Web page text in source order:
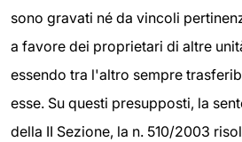
sono gravati né da vincoli
a favore dei proprietari di altre
essendo tra l'altro sempre
esse. Su questi presupposti, la
della II Sezione, la n. 510/2003